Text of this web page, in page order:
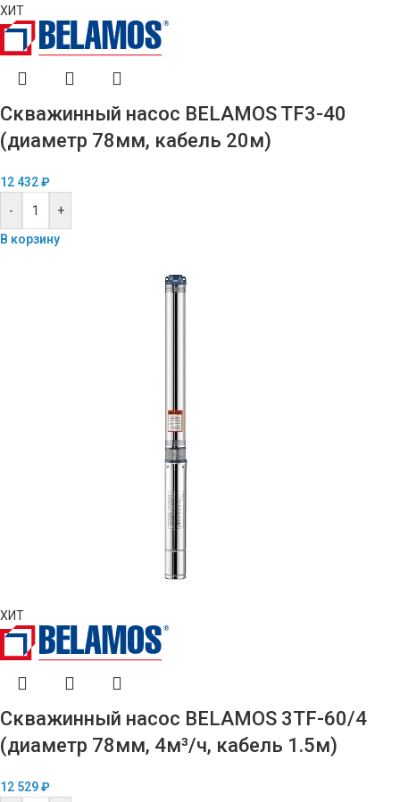
ХИТ
Скважинный насос BELAMOS TF3-40
(диаметр 78мм, кабель 20м)
12 432₽
-
+
В корзину
ХИТ
Скважинный насос BELAMOS 3TF-60/4
(диаметр 78мм, 4м³/ч, кабель 1.5м)
12 529₽